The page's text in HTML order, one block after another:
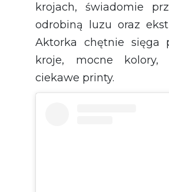
krojach, świadomie
odrobiną luzu oraz
Aktorka chętnie sięga
kroje, mocne kolory,
ciekawe printy.